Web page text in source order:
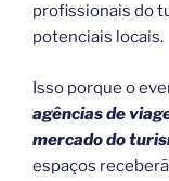
profissionais do
potenciais locais.
Isso porque o
agências de
mercado do
espaços